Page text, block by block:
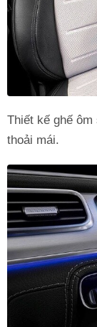
Thiết kế ghế
thoải mái.